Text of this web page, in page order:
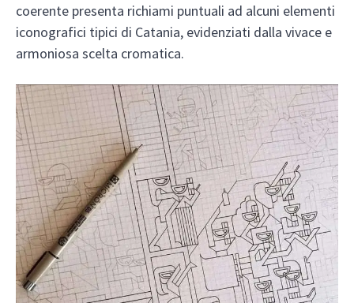
coerente presenta richiami puntuali ad alcuni elementi
iconografici tipici di Catania, evidenziati dalla vivace e
armoniosa scelta cromatica.